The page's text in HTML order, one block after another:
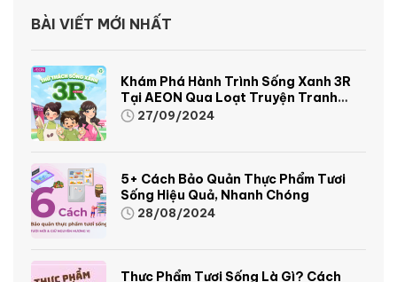
BÀI VIẾT MỚI NHẤT
Khám Phá Hành Trình Sống Xanh 3R
Tại AEON Qua Loạt Truyện Tranh
Sinh Động Và Thú Vị
27/09/2024
5+ Cách Bảo Quản Thực Phẩm Tươi
Sống Hiệu Quả, Nhanh Chóng
28/08/2024
Thực Phẩm Tươi Sống Là Gì? Cách